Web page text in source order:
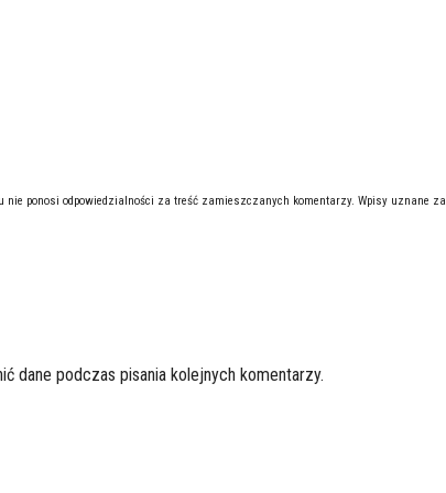
nie ponosi odpowiedzialności za treść zamieszczanych komentarzy. Wpisy uznane za
dane podczas pisania kolejnych komentarzy.